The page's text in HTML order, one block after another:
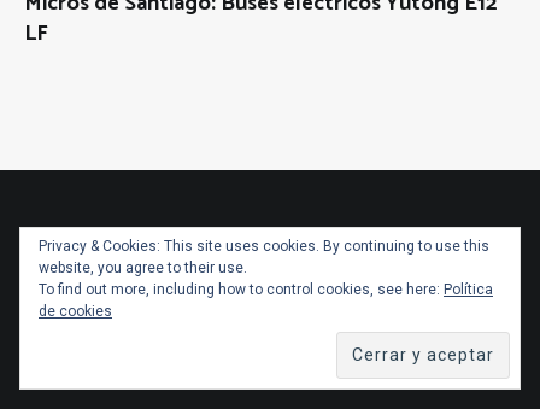
LF
Privacy & Cookies: This site uses cookies. By continuing to use this
website, you agree to their use.
To find out more, including how to control cookies, see here: Política
de cookies